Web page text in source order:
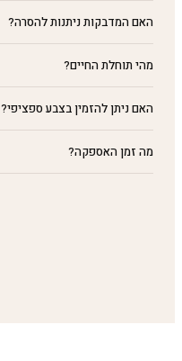
האם המדבקות ניתנות להסרה?
מהי תוחלת החיים?
האם ניתן להזמין בצבע ספציפי?
מה זמן האספקה?